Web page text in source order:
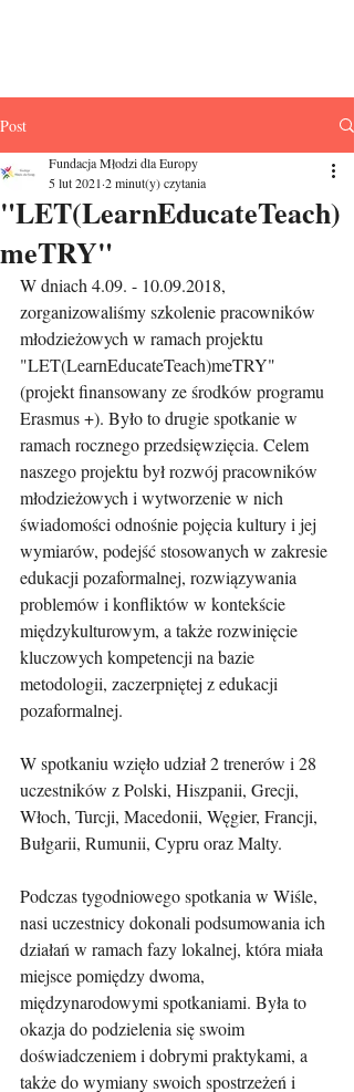
Post
"LET(LearnEducateTeach)
meTRY"
Fundacja Młodzi dla Europy
5 lut 2021 2 minut(y) czytania
W dniach 4.09. - 10.09.2018,
zorganizowaliśmy szkolenie pracowników
młodzieżowych w ramach projektu
"LET(LearnEducateTeach)meTRY"
(projekt finansowany ze środków programu
Erasmus +). Było to drugie spotkanie w
ramach rocznego przedsięwzięcia. Celem
naszego projektu był rozwój pracowników
młodzieżowych i wytworzenie w nich
świadomości odnośnie pojęcia kultury i jej
wymiarów, podejść stosowanych w zakresie
edukacji pozaformalnej, rozwiązywania
problemów i konfliktów w kontekście
międzykulturowym, a także rozwinięcie
kluczowych kompetencji na bazie
metodologii, zaczerpniętej z edukacji
pozaformalnej.
W spotkaniu wzięło udział 2 trenerów i 28
uczestników z Polski, Hiszpanii, Grecji,
Włoch, Turcji, Macedonii, Węgier, Francji,
Bułgarii, Rumunii, Cypru oraz Malty.
Podczas tygodniowego spotkania w Wiśle,
nasi uczestnicy dokonali podsumowania ich
działań w ramach fazy lokalnej, która miała
miejsce pomiędzy dwoma,
międzynarodowymi spotkaniami. Była to
okazja do podzielenia się swoim
doświadczeniem i dobrymi praktykami, a
także do wymiany swoich spostrzeżeń i